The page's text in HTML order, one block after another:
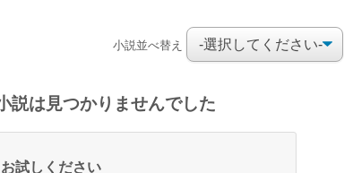
小説並べ替え
説は見つかりませんでした
試しください